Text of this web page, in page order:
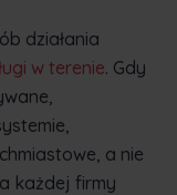
działania
w terenie. Gdy
a nie
każdej firmy